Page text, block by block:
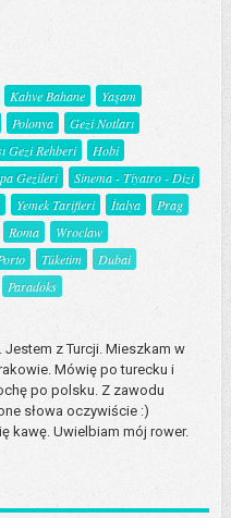
Kahve Bahane
Yaşam
Polonya
Gezi Notları
Gezi Rehberi
Hobi
Gezileri
Sinema - Tiyatro - Dizi
Yemek Tarifleri İtalya
Prag
Roma
Wroclaw
Tüketim
Dubai
Paradoks
Jestem z Turcji. Mieszkam w
Mówię po turecku i
po polsku. Z zawodu
słowa oczywiście :)
kawę. Uwielbiam mój rower.